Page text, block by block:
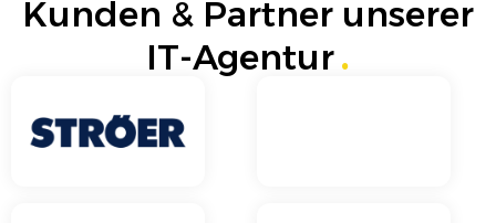
Kunden & Partner unserer
IT-Agentur